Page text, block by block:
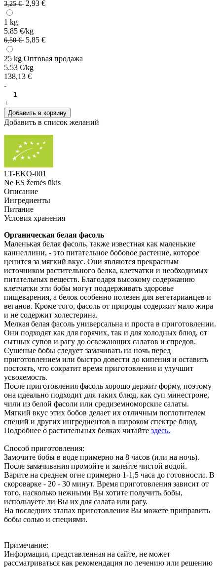
3,25 € 2,93 €
1 kg
5.85 €/kg
6,50 € 5,85 €
25 kg Оптовая продажа
5.53 €/kg
138,13 €
-
+
Добавить в корзину
Добавить в список желаний
LT-EKO-001
Ne ES žemės ūkis
Описание
Ингредиенты
Питание
Условия хранения
Органическая белая фасоль
Маленькая белая фасоль, также известная как маленькие
каннеллини, - это питательное бобовое растение, которое
ценится за мягкий вкус. Они являются прекрасным
источником растительного белка, клетчатки и необходимых
питательных веществ. Благодаря высокому содержанию
клетчатки эти бобы могут поддерживать здоровье
пищеварения, а белок особенно полезен для вегетарианцев и
веганов. Кроме того, фасоль от природы содержит мало жира
и не содержит холестерина.
Мелкая белая фасоль универсальна и проста в приготовлении.
Они подходят как для горячих, так и для холодных блюд, от
сытных супов и рагу до освежающих салатов и спредов.
Сушеные бобы следует замачивать на ночь перед
приготовлением или быстро довести до кипения и оставить
постоять, что сократит время приготовления и улучшит
усвояемость.
После приготовления фасоль хорошо держит форму, поэтому
она идеально подходит для таких блюд, как суп минестроне,
чили из белой фасоли или средиземноморские салаты.
Мягкий вкус этих бобов делает их отличным поглотителем
специй и других ингредиентов в широком спектре блюд.
Подробнее о растительных белках читайте здесь.
Способ приготовления:
Замочите бобы в воде примерно на 8 часов (или на ночь).
После замачивания промойте и залейте чистой водой.
Варите на среднем огне примерно 1-1,5 часа до готовности. В
скороварке - 20 - 30 минут. Время приготовления зависит от
того, насколько нежными Вы хотите получить бобы,
используете ли Вы их для салата или рагу.
На последних этапах приготовления Вы можете приправить
бобы солью и специями.
Примечание:
Информация, представленная на сайте, не может
рассматриваться как рекомендация по лечению или решению